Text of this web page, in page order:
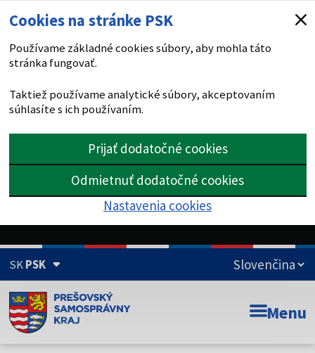
Cookies na stránke PSK
Používame základné cookies súbory, aby mohla táto
stránka fungovať.
Taktiež používame analytické súbory, akceptovaním
súhlasíte s ich používaním.
Prijať dodatočné cookies
Odmietnuť dodatočné cookies
Nastavenia cookies
SKPSK
Doména psk.sk je oficiálna
Toto je oficiálna webová stránka Prešovského
Menu